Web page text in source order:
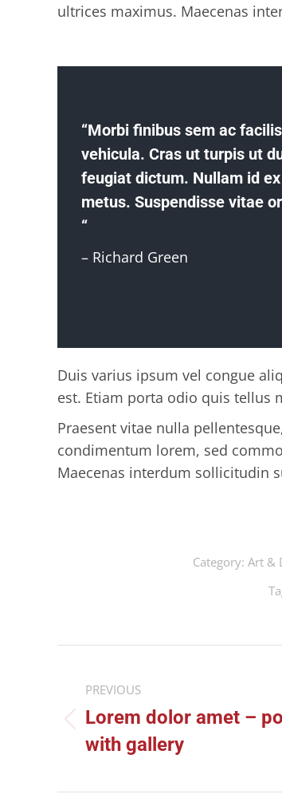
ultrices maximus. Maecenas
“Morbi finibus sem ac
vehicula. Cras ut turpis ut
feugiat dictum. Nullam id ex
metus. Suspendisse vitae
“
– Richard Green
Duis varius ipsum vel congue
est. Etiam porta odio quis tellus
Praesent vitae nulla
condimentum lorem, sed
Maecenas interdum sollicitudin
Category: Art &
navigation
PREVIOUS
Previous
post:
Lorem dolor amet –
with gallery